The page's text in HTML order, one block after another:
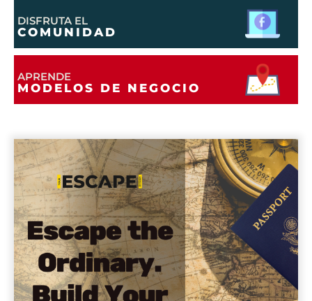
DISFRUTA EL
COMUNIDAD
APRENDE
MODELOS DE NEGOCIO